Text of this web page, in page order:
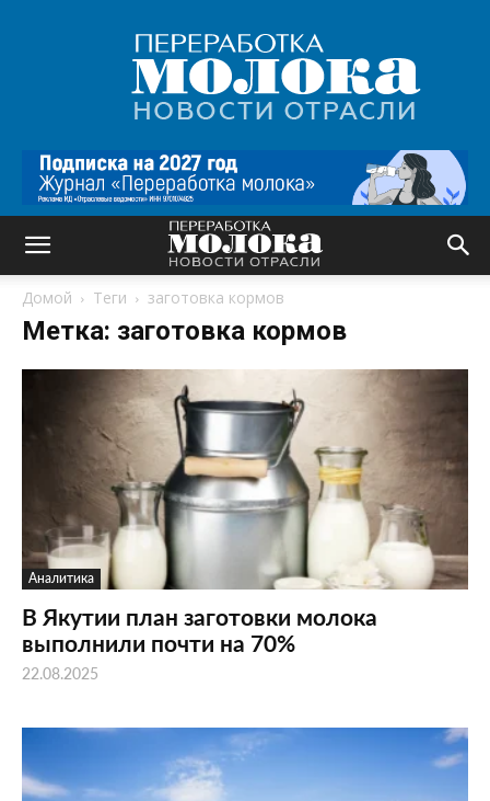
Переработка
молока
|
Новости
Домой Теги заготовка кормов
Метка: заготовка кормов
Аналитика
В Якутии план заготовки молока
выполнили почти на 70%
22.08.2025